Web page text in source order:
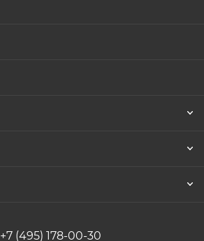
+7 (495) 178-00-30